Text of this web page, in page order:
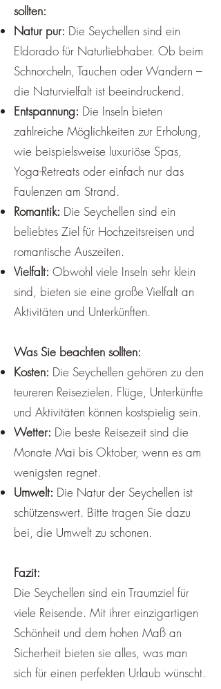
sollten:
Natur pur: Die Seychellen sind ein
Eldorado für Naturliebhaber. Ob beim
Schnorcheln, Tauchen oder Wandern –
die Naturvielfalt ist beeindruckend.
Entspannung: Die Inseln bieten
zahlreiche Möglichkeiten zur Erholung,
wie beispielsweise luxuriöse Spas,
Yoga-Retreats oder einfach nur das
Faulenzen am Strand.
Romantik: Die Seychellen sind ein
beliebtes Ziel für Hochzeitsreisen und
romantische Auszeiten.
Vielfalt: Obwohl viele Inseln sehr klein
sind, bieten sie eine große Vielfalt an
Aktivitäten und Unterkünften.
Was Sie beachten sollten:
Kosten: Die Seychellen gehören zu den
teureren Reisezielen. Flüge, Unterkünfte
und Aktivitäten können kostspielig sein.
Wetter: Die beste Reisezeit sind die
Monate Mai bis Oktober, wenn es am
wenigsten regnet.
Umwelt: Die Natur der Seychellen ist
schützenswert. Bitte tragen Sie dazu
bei, die Umwelt zu schonen.
Fazit:
Die Seychellen sind ein Traumziel für
viele Reisende. Mit ihrer einzigartigen
Schönheit und dem hohen Maß an
Sicherheit bieten sie alles, was man
sich für einen perfekten Urlaub wünscht.